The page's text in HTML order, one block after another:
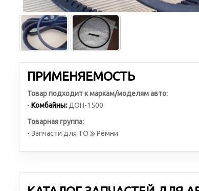
ПРИМЕНЯЕМОСТЬ
Товар подходит к маркам/моделям авто:
- Комбайны: ДОН-1500
Товарная группа:
- Запчасти для ТО
Ремни